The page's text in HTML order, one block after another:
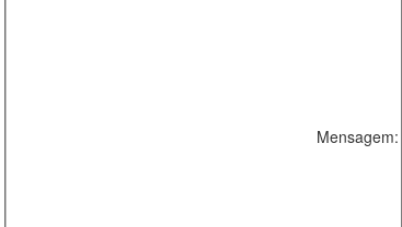
Mensagem: